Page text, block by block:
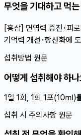
무엇을 기대하고 먹
[홍삼] 면역력 증진･피
기억력 개선･항산화에
섭취방법 원문
어떻게 섭취해야 하
1일 1회, 1회 1포(10㎖)
섭취 시 주의사항 원문